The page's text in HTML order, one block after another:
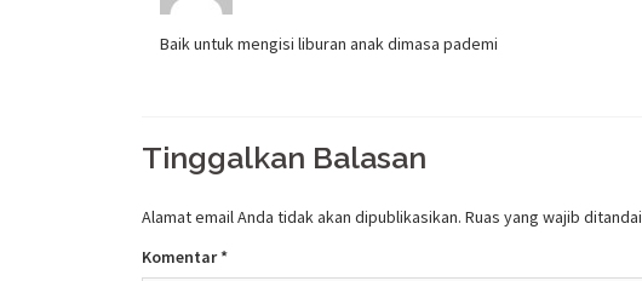
Baik untuk mengisi liburan anak dimasa pademi
Tinggalkan Balasan
Alamat email Anda tidak akan dipublikasikan. Ruas yang wajib ditandai
Komentar*